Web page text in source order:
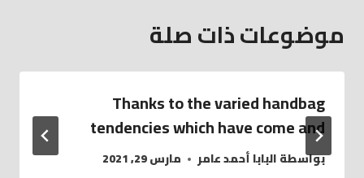
موضوعات ذات صلة
Thanks to the varied handbag
tendencies which have come and
بواسطةالبابا أحمد عامر مارس 29, 2021